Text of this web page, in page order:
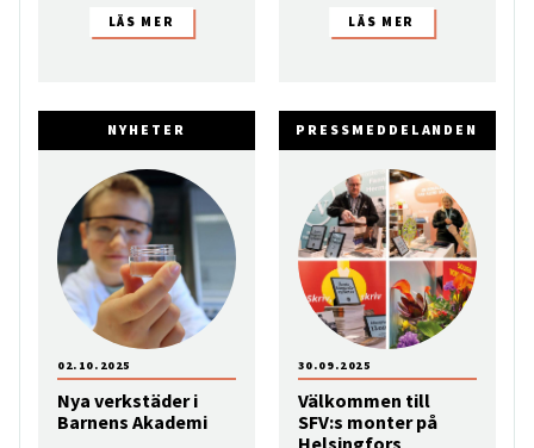
NYHETER
Nya verkstäder i
Barnens Akademi
02.10.2025
PRESSMEDDELANDEN
Välkommen till
SFV:s monter på
Helsingfors
30.09.2025